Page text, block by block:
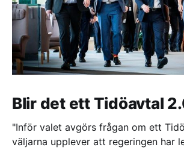
Blir det ett Tidöavtal
"Inför valet avgörs frågan om ett
väljarna upplever att regeringen har